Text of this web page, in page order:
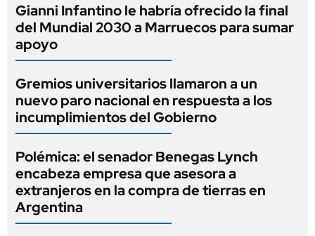
Gianni Infantino le habría ofrecido la final
del Mundial 2030 a Marruecos para sumar
apoyo
Gremios universitarios llamaron a un
nuevo paro nacional en respuesta a los
incumplimientos del Gobierno
Polémica: el senador Benegas Lynch
encabeza empresa que asesora a
extranjeros en la compra de tierras en
Argentina